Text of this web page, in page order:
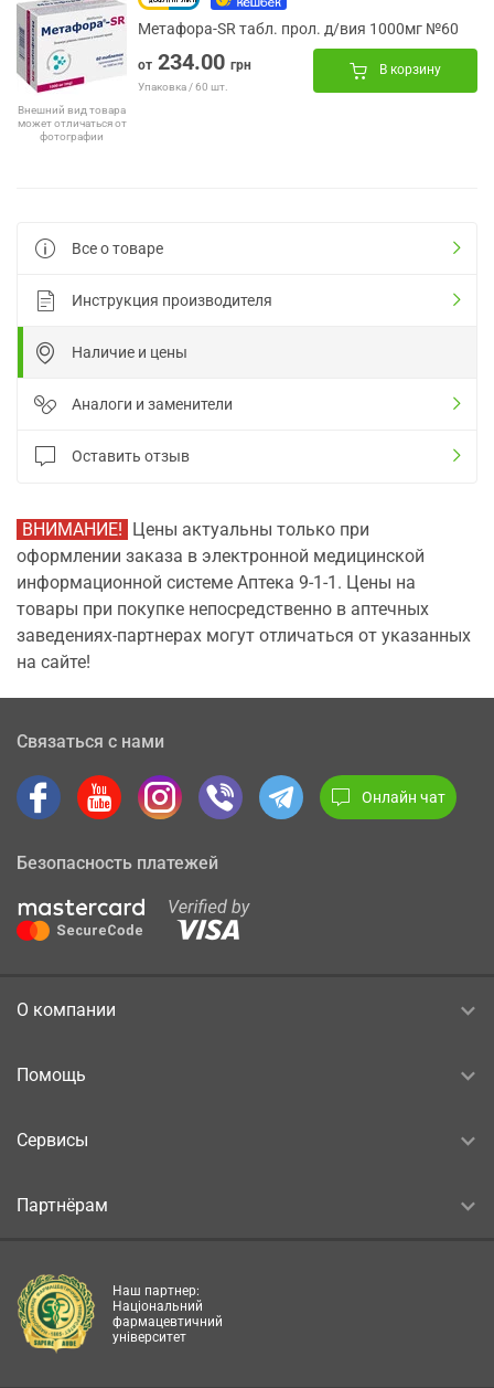
Внешний вид товара
может отличаться от
фотографии
Метафора-SR табл. прол. д/вия 1000мг №60
от 234.00 грн
Упаковка / 60 шт.
В корзину
Все о товаре
Инструкция производителя
Наличие и цены
Аналоги и заменители
Оставить отзыв
ВНИМАНИЕ! Цены актуальны только при
оформлении заказа в электронной медицинской
информационной системе Аптека 9-1-1. Цены на
товары при покупке непосредственно в аптечных
заведениях-партнерах могут отличаться от указанных
на сайте!
Связаться с нами
Онлайн чат
Безопасность платежей
О компании
Помощь
Сервисы
Партнёрам
Наш партнер:
Національний
фармацевтичний
університет